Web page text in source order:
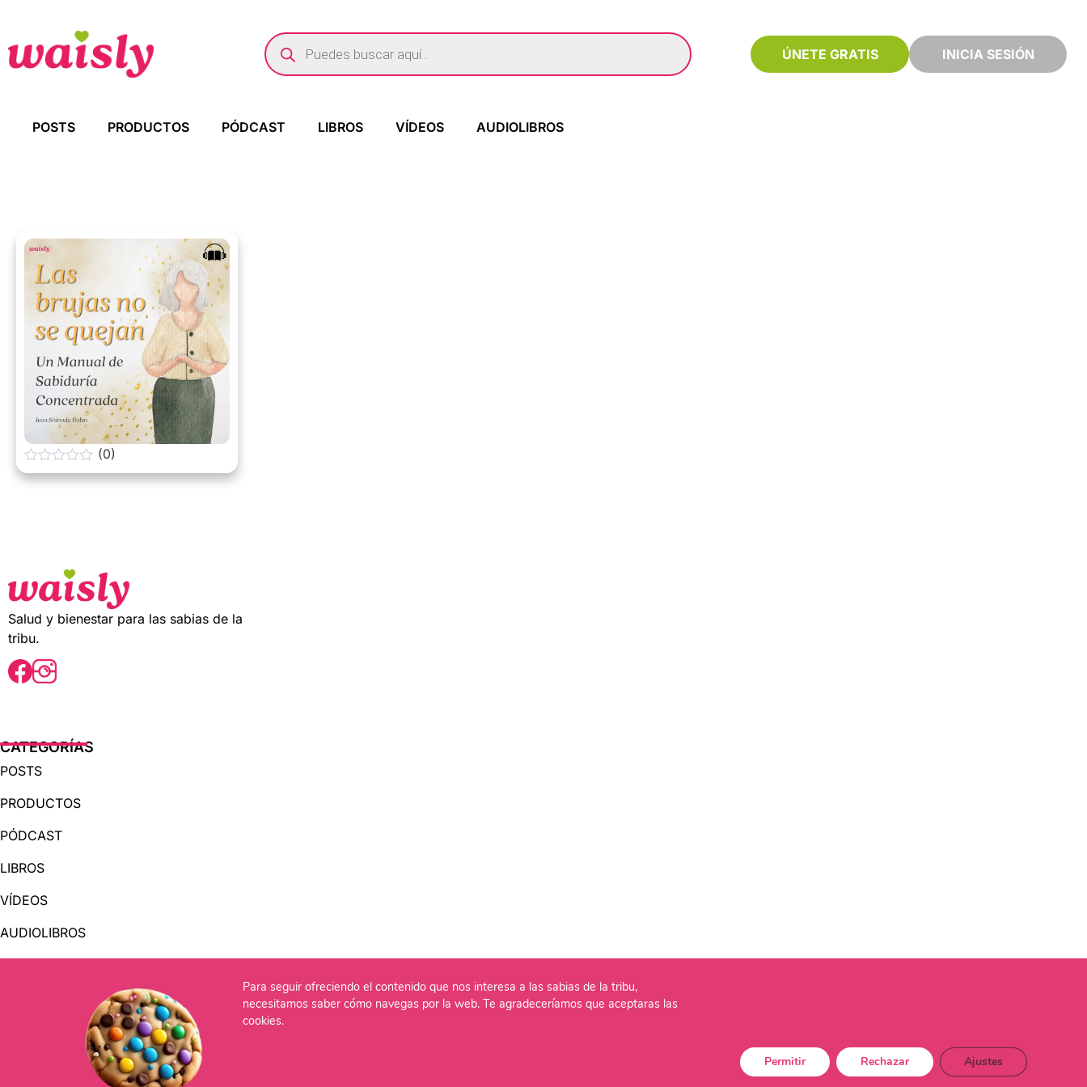
ÚNETE GRATIS INICIA SESIÓN
POSTS PRODUCTOS PÓDCAST LIBROS VÍDEOS AUDIOLIBROS
0
o
(0)
Salud y bienestar para las sabias de la
tribu.
CATEGORÍAS
POSTS
PRODUCTOS
PÓDCAST
LIBROS
VÍDEOS
AUDIOLIBROS
OTRAS PÁGINAS
QUIÉNES SOMOS
Para seguir ofreciendo el contenido que nos interesa a las sabias de la tribu,
necesitamos saber cómo navegas por la web. Te agradeceríamos que aceptaras las
cookies.
Permitir Rechazar Ajustes